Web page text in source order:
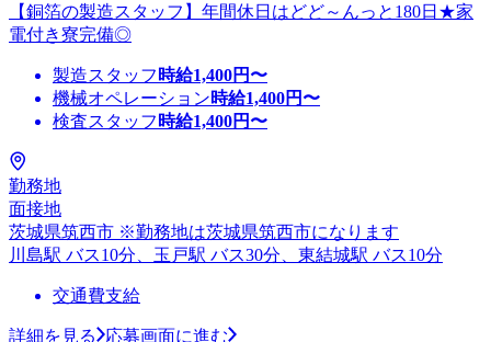
【銅箔の製造スタッフ】年間休日はどど～んっと180日★家
電付き寮完備◎
製造スタッフ 時給1,400円〜
機械オペレーション時給1,400円〜
検査スタッフ 時給1,400円〜
勤務地
面接地
茨城県筑西市 ※勤務地は茨城県筑西市になります
川島駅 バス10分、玉戸駅 バス30分、東結城駅 バス10分
交通費支給
詳細を見る
応募画面に進む